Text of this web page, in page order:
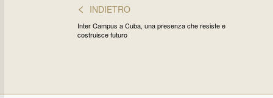
< INDIETRO
Inter Campus a Cuba, una presenza che resiste e
costruisce futuro